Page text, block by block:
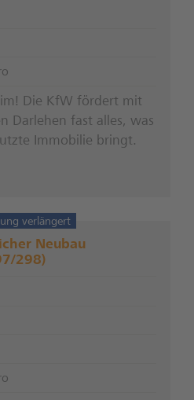
Die KfW fördert mit
Darlehen fast alles, was
Immobilie bringt.
verlängert
Neubau
298)